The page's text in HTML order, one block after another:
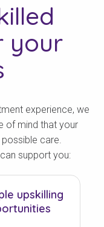
your
experience, we
of mind that your
care.
support you:
upskilling